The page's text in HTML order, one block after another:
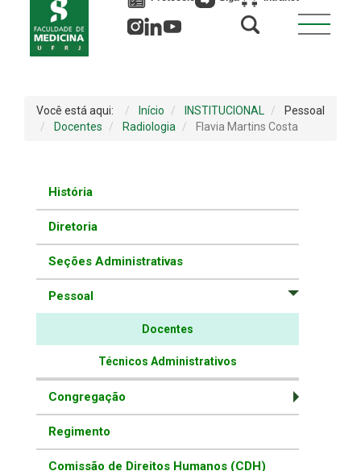
Você está aqui: Início INSTITUCIONAL
Pessoal
Docentes
Radiologia Flavia Martins Costa
História
Diretoria
Seções Administrativas
Pessoal
Docentes
Técnicos Administrativos
Congregação
Regimento
Comissão de Direitos Humanos (CDH)